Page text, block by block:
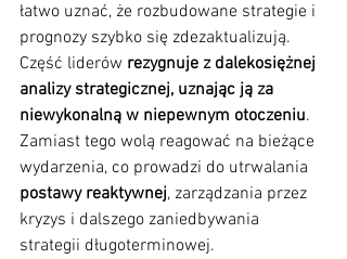
łatwo uznać, że rozbudowane strategie i
prognozy szybko się zdezaktualizują.
Część liderów rezygnuje z dalekosiężnej
analizy strategicznej, uznając ją za
niewykonalną w niepewnym otoczeniu.
Zamiast tego wolą reagować na bieżące
wydarzenia, co prowadzi do utrwalania
postawy reaktywnej, zarządzania przez
kryzys i dalszego zaniedbywania
strategii długoterminowej.